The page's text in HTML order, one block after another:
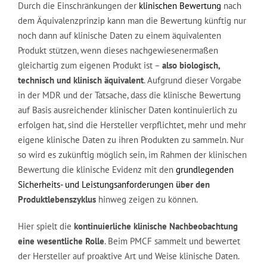
Durch die Einschränkungen der klinischen Bewertung nach
dem Äquivalenzprinzip kann man die Bewertung künftig nur
noch dann auf klinische Daten zu einem äquivalenten
Produkt stützen, wenn dieses nachgewiesenermaßen
gleichartig zum eigenen Produkt ist – also biologisch,
technisch und klinisch äquivalent. Aufgrund dieser Vorgabe
in der MDR und der Tatsache, dass die klinische Bewertung
auf Basis ausreichender klinischer Daten kontinuierlich zu
erfolgen hat, sind die Hersteller verpflichtet, mehr und mehr
eigene klinische Daten zu ihren Produkten zu sammeln. Nur
so wird es zukünftig möglich sein, im Rahmen der klinischen
Bewertung die klinische Evidenz mit den grundlegenden
Sicherheits- und Leistungsanforderungen über den
Produktlebenszyklus hinweg zeigen zu können.
Hier spielt die kontinuierliche klinische Nachbeobachtung
eine wesentliche Rolle. Beim PMCF sammelt und bewertet
der Hersteller auf proaktive Art und Weise klinische Daten.